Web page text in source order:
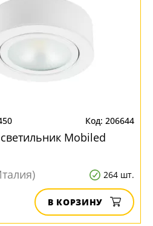
206644
Mobiled
264 шт.
В КОРЗИНУ